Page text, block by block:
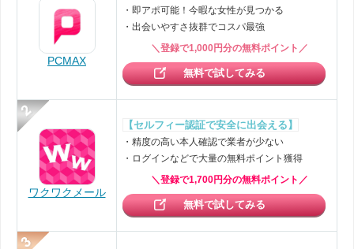
PCMAX
・即アポ可能！今暇な女性が見つかる
・出会いやすさ抜群でコスパ最強
＼登録で1,000円分の無料ポイント／
無料で試してみる
ワクワクメール
【セルフィー認証で安全に出会える】
・精度の高い本人確認で業者が少ない
・ログインなどで大量の無料ポイント獲得
＼登録で1,700円分の無料ポイント／
無料で試してみる